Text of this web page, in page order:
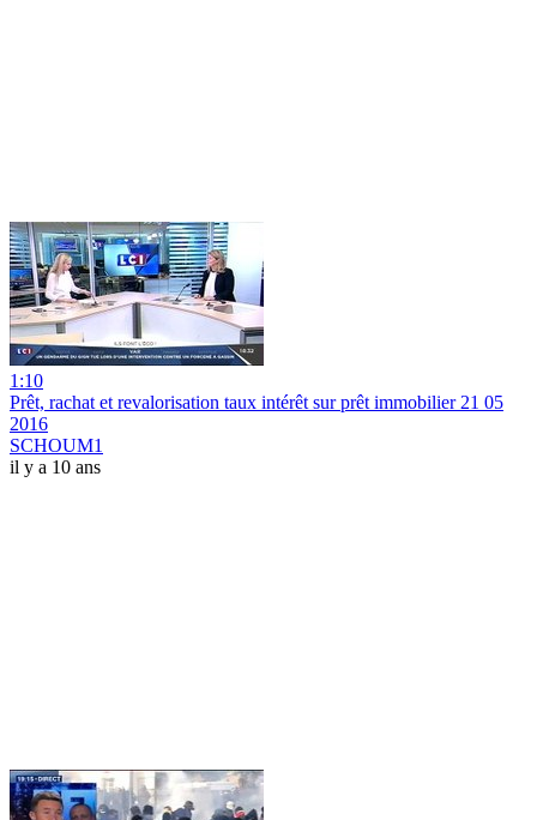
1:10
Prêt, rachat et revalorisation taux intérêt sur prêt immobilier 21 05
2016
SCHOUM1
il y a 10 ans